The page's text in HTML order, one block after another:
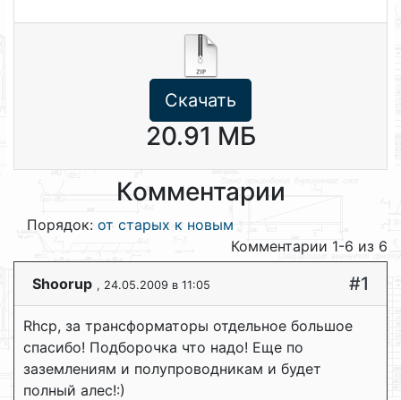
Скачать
20.91 МБ
Комментарии
Порядок: от старых к новым
Комментарии 1-6 из 6
Shoorup , 24.05.2009 в 11:05 #1
Rhcp, за трансформаторы отдельное большое
спасибо! Подборочка что надо! Еще по
заземлениям и полупроводникам и будет
полный алес!:)